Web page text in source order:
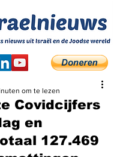
Covidcijfers
en
127.469
om te lezen